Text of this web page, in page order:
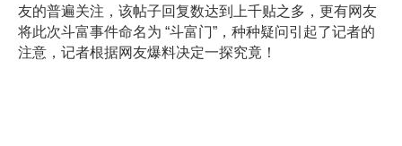
友的普遍关注，该帖子回复数达到上千贴之多，更有网友
将此次斗富事件命名为 “斗富门”，种种疑问引起了记者的
注意，记者根据网友爆料决定一探究竟！